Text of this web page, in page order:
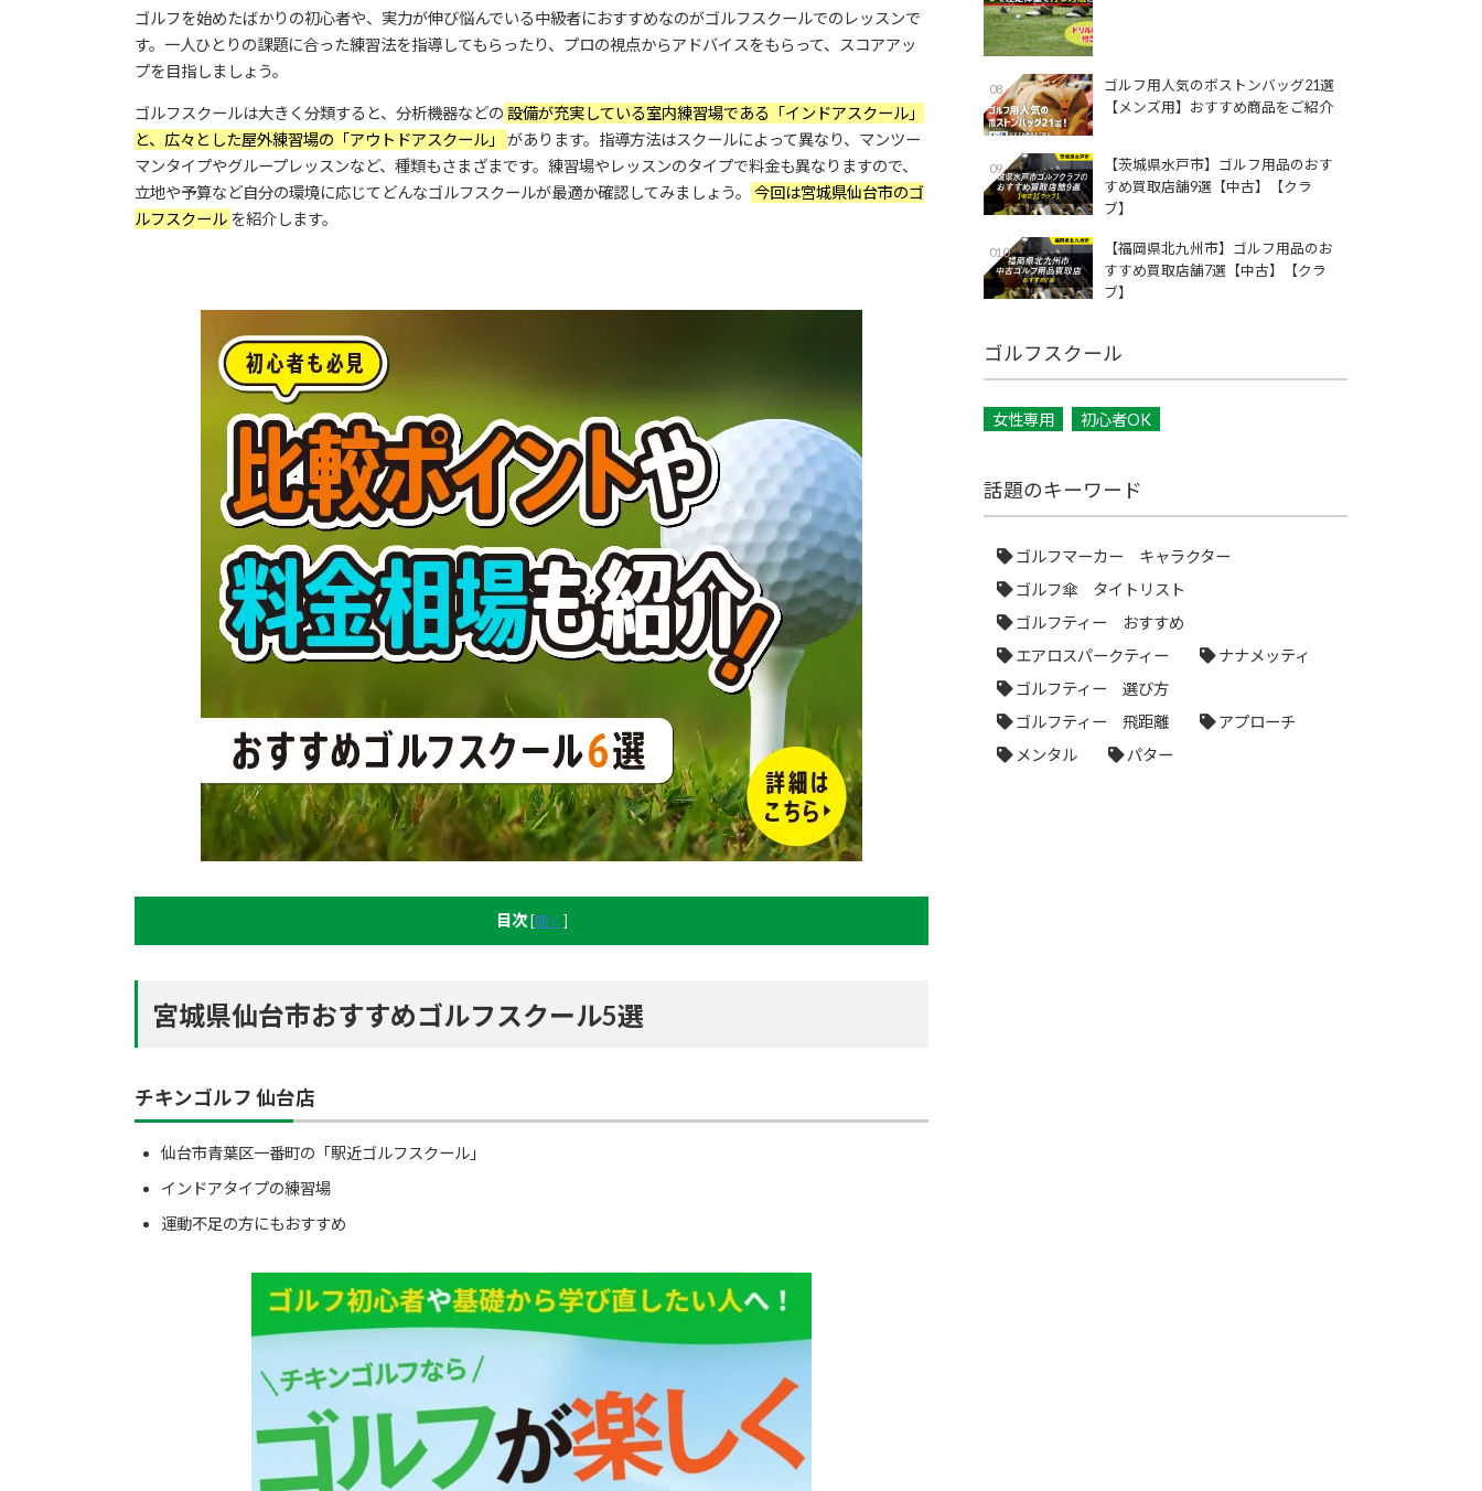
ゴルフを始めたばかりの初心者や、実力が伸び悩んでいる中級者におすすめなのがゴルフスクールでのレッスンで
す。一人ひとりの課題に合った練習法を指導してもらったり、プロの視点からアドバイスをもらって、スコアアッ
プを目指しましょう。
ゴルフスクールは大きく分類すると、分析機器などの 設備が充実している室内練習場である「インドアスクール」
と、広々とした屋外練習場の「アウトドアスクール」 があります。指導方法はスクールによって異なり、マンツー
マンタイプやグループレッスンなど、種類もさまざまです。練習場やレッスンのタイプで料金も異なりますので、
立地や予算など自分の環境に応じてどんなゴルフスクールが最適か確認してみましょう。
今回は宮城県仙台市のゴ
ルフスクール を紹介します。
目次 [開く ]
宮城県仙台市おすすめゴルフスクール5選
チキンゴルフ 仙台店
仙台市青葉区一番町の「駅近ゴルフスクール」
インドアタイプの練習場
運動不足の方にもおすすめ
08
ゴルフ用人気のボストンバッグ21選
【メンズ用】おすすめ商品をご紹介
09
【茨城県水戸市】ゴルフ用品のおす
すめ買取店舗9選【中古】【クラ
ブ】
010
【福岡県北九州市】ゴルフ用品のお
すすめ買取店舗7選【中古】【クラ
ブ】
ゴルフスクール
女性専用 初心者OK
話題のキーワード
ゴルフマーカー キャラクター
ゴルフ傘 タイトリスト
ゴルフティー おすすめ
エアロスパークティー
ナナメッティ
ゴルフティー 選び方
ゴルフティー 飛距離
アプローチ
メンタル
パター